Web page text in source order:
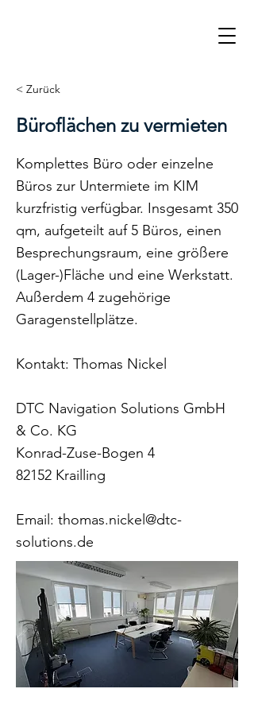
< Zurück
Büroflächen zu vermieten
Komplettes Büro oder einzelne
Büros zur Untermiete im KIM
kurzfristig verfügbar. Insgesamt 350
qm, aufgeteilt auf 5 Büros, einen
Besprechungsraum, eine größere
(Lager-)Fläche und eine Werkstatt.
Außerdem 4 zugehörige
Garagenstellplätze.
Kontakt: Thomas Nickel
DTC Navigation Solutions GmbH
& Co. KG
Konrad-Zuse-Bogen 4
82152 Krailling
Email: thomas.nickel@dtc-
solutions.de